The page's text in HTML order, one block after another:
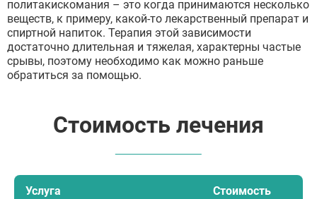
политакискомания – это когда принимаются несколько
веществ, к примеру, какой-то лекарственный препарат и
спиртной напиток. Терапия этой зависимости
достаточно длительная и тяжелая, характерны частые
срывы, поэтому необходимо как можно раньше
обратиться за помощью.
Стоимость лечения
Услуга Стоимость